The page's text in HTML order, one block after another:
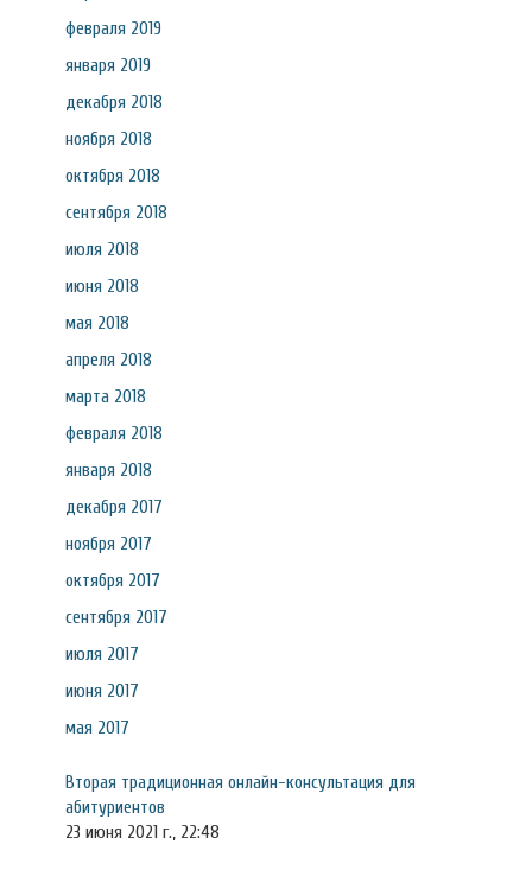
февраля 2019
января 2019
декабря 2018
ноября 2018
октября 2018
сентября 2018
июля 2018
июня 2018
мая 2018
апреля 2018
марта 2018
февраля 2018
января 2018
декабря 2017
ноября 2017
октября 2017
сентября 2017
июля 2017
июня 2017
мая 2017
Вторая традиционная онлайн-консультация для
абитуриентов
23 июня 2021 г., 22:48